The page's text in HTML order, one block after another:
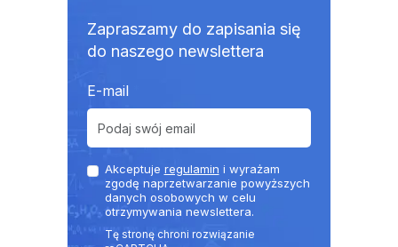
Zapraszamy do zapisania się
do naszego newslettera
E-mail
Akceptuje regulamin i wyrażam
zgodę naprzetwarzanie powyższych
danych osobowych w celu
otrzymywania newslettera.